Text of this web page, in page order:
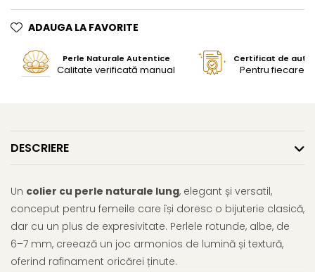
ADAUGA LA FAVORITE
Perle Naturale Autentice
Calitate verificată manual
Certificat de
Pentru fiecare
DESCRIERE
Un colier cu perle naturale lung, elegant și versatil,
conceput pentru femeile care își doresc o bijuterie clasică,
dar cu un plus de expresivitate. Perlele rotunde, albe, de
6–7 mm, creează un joc armonios de lumină și textură,
oferind rafinament oricărei ținute.